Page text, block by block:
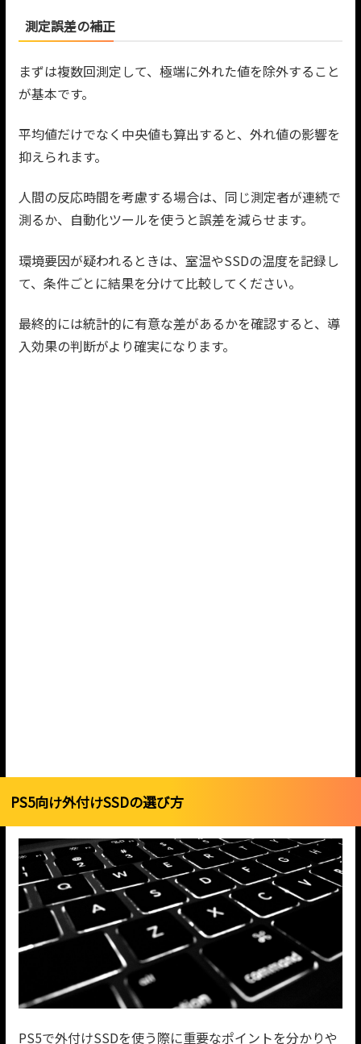
測定誤差の補正
まずは複数回測定して、極端に外れた値を除外すること
が基本です。
平均値だけでなく中央値も算出すると、外れ値の影響を
抑えられます。
人間の反応時間を考慮する場合は、同じ測定者が連続で
測るか、自動化ツールを使うと誤差を減らせます。
環境要因が疑われるときは、室温やSSDの温度を記録し
て、条件ごとに結果を分けて比較してください。
最終的には統計的に有意な差があるかを確認すると、導
入効果の判断がより確実になります。
PS5向け外付けSSDの選び方
PS5で外付けSSDを使う際に重要なポイントを分かりや